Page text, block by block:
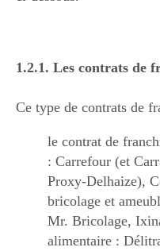
1.2.1. Les contrats de
Ce type de contrats de
le contrat de
: Carrefour (et
Proxy-Delhaize),
bricolage et
Mr. Bricolage,
alimentaire :